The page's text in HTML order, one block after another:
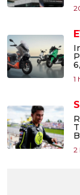
1
2